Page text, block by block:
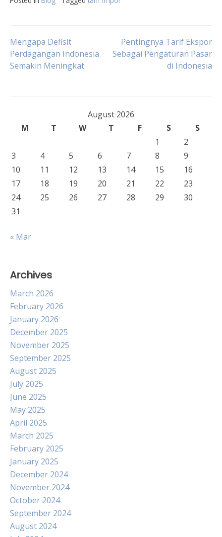
Post
navigation
Mengapa Defisit
Perdagangan Indonesia
Semakin Meningkat
Pentingnya Tarif Ekspor
Sebagai Pengaturan Pasar
di Indonesia
August 2026
M
T W T F S
S
1
2
3
4 5 6 7 8
9
10
11 12 13 14 15
16
17
18 19 20 21 22
23
24
25 26 27 28 29
30
31
« Mar
Archives
March 2026
February 2026
January 2026
December 2025
November 2025
September 2025
August 2025
July 2025
June 2025
May 2025
April 2025
March 2025
February 2025
January 2025
December 2024
November 2024
October 2024
September 2024
August 2024